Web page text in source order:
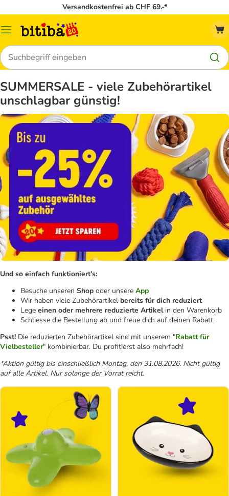
Versandkostenfrei ab CHF 69.-*
Menü
Suchen
SUMMERSALE - viele Zubehörartikel
unschlagbar günstig!
Und so einfach funktioniert's:
Besuche unseren Shop oder unsere App
Wir haben viele Zubehörartikel bereits für dich reduziert
Lege einen oder mehrere reduzierte Artikelin den Warenkorb
Schliesse die Bestellung ab und freue dich auf deinen Rabatt
Psst! Die reduzierten Zubehörartikel sind mit unserem "Rabatt für
Vielbesteller" kombinierbar. Du profitierst also mehrfach!
*Aktion gültig bis einschließlich Montag, den 31.08.2026. Nicht gültig
auf alle Artikel. Nur solange der Vorrat reicht.